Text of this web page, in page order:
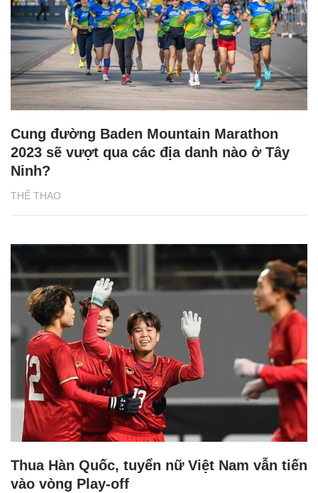
THỂ THAO
Cung đường Baden Mountain Marathon
2023 sẽ vượt qua các địa danh nào ở Tây
Ninh?
Thua Hàn Quốc, tuyển nữ Việt Nam vẫn tiến
vào vòng Play-off